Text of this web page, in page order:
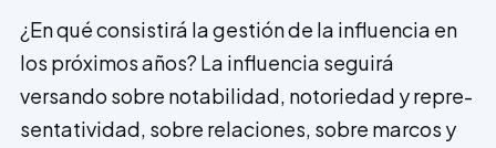
¿En qué consistirá la gestión de la influencia en
los próximos años? La influencia seguirá
versando sobre notabilidad, notoriedad y repre­
sentatividad, sobre relaciones, sobre marcos y